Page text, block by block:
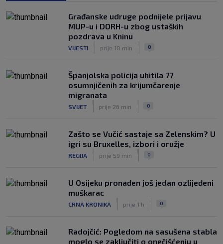
Građanske udruge podnijele prijavu
MUP-u i DORH-u zbog ustaških
pozdrava u Kninu
VIJESTI prije 10 min 0
Španjolska policija uhitila 77
osumnjičenih za krijumčarenje
migranata
SVIJET prije 26 min 0
Zašto se Vučić sastaje sa Zelenskim? U
igri su Bruxelles, izbori i oružje
REGIJA prije 59 min 0
U Osijeku pronađen još jedan ozlijeđeni
muškarac
CRNA KRONIKA prije 1 h 0
Radojčić: Pogledom na sasušena stabla
moglo se zaključiti o onečišćenju u